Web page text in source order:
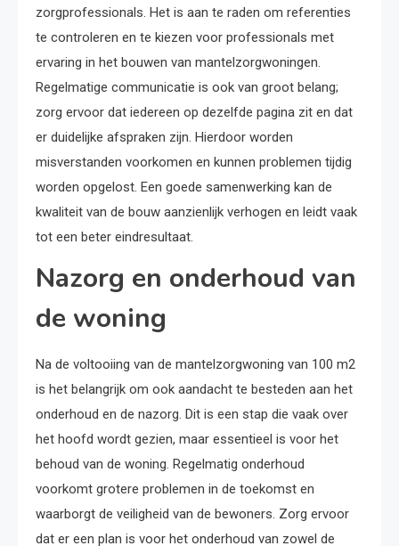
zorgprofessionals. Het is aan te raden om referenties
te controleren en te kiezen voor professionals met
ervaring in het bouwen van mantelzorgwoningen.
Regelmatige communicatie is ook van groot belang;
zorg ervoor dat iedereen op dezelfde pagina zit en dat
er duidelijke afspraken zijn. Hierdoor worden
misverstanden voorkomen en kunnen problemen tijdig
worden opgelost. Een goede samenwerking kan de
kwaliteit van de bouw aanzienlijk verhogen en leidt vaak
tot een beter eindresultaat.
Nazorg en onderhoud van
de woning
Na de voltooiing van de mantelzorgwoning van 100 m2
is het belangrijk om ook aandacht te besteden aan het
onderhoud en de nazorg. Dit is een stap die vaak over
het hoofd wordt gezien, maar essentieel is voor het
behoud van de woning. Regelmatig onderhoud
voorkomt grotere problemen in de toekomst en
waarborgt de veiligheid van de bewoners. Zorg ervoor
dat er een plan is voor het onderhoud van zowel de